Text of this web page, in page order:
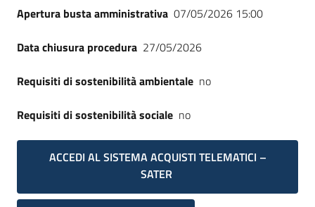
Apertura busta amministrativa 07/05/2026 15:00
Data chiusura procedura 27/05/2026
Requisiti di sostenibilità ambientale no
Requisiti di sostenibilità sociale no
ACCEDI AL SISTEMA ACQUISTI TELEMATICI –
SATER